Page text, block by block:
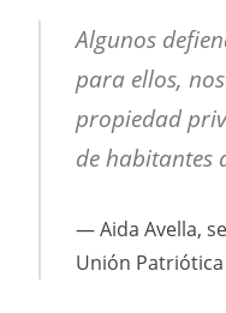
Algunos
para ellos,
propiedad
de habitantes
Aida Avella,
Unión Patriótica